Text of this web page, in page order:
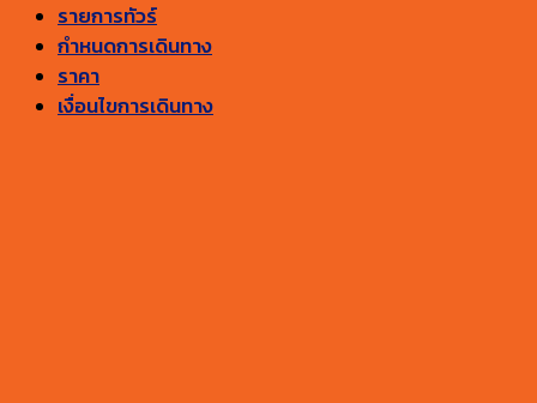
รายการทัวร์
กำหนดการเดินทาง
ราคา
เงื่อนไขการเดินทาง